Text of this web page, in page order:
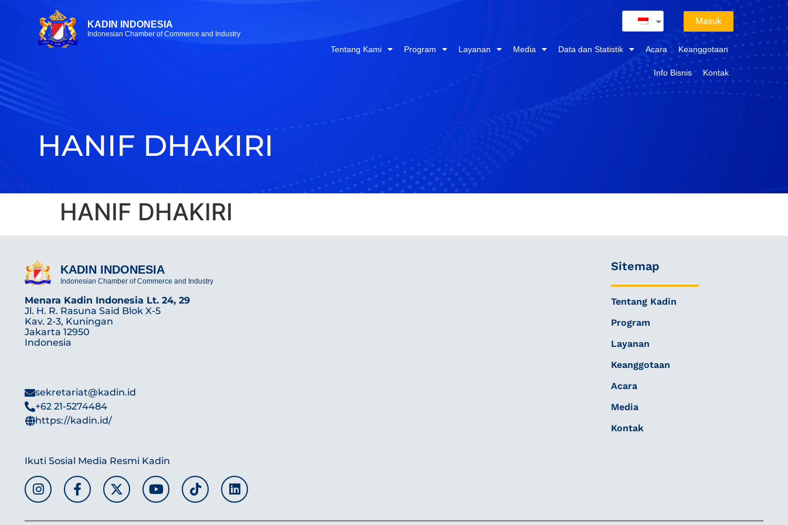
KADIN INDONESIA
Indonesian Chamber of Commerce and Industry
Masuk
Tentang Kami Program Layanan Media Data dan Statistik Acara Keanggotaan
Info Bisnis Kontak
HANIF DHAKIRI
HANIF DHAKIRI
KADIN INDONESIA
Indonesian Chamber of Commerce and Industry
Menara Kadin Indonesia Lt. 24, 29
Jl. H. R. Rasuna Said Blok X-5
Kav. 2-3, Kuningan
Jakarta 12950
Indonesia
sekretariat@kadin.id
+62 21-5274484
https://kadin.id/
Ikuti Sosial Media Resmi Kadin
Sitemap
Tentang Kadin
Program
Layanan
Keanggotaan
Acara
Media
Kontak